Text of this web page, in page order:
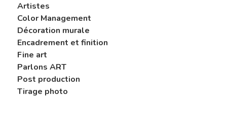
Artistes
Color Management
Décoration murale
Encadrement et finition
Fine art
Parlons ART
Post production
Tirage photo